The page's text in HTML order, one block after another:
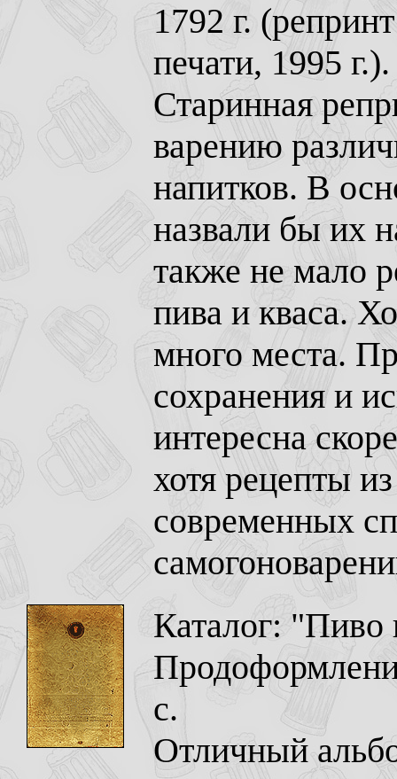
1792 г.
печати, 1995
Старинная
варению
напитков. В
назвали бы их
также не мало
пива и кваса.
много места.
сохранения и
интересна
хотя рецепты
современных
Каталог: "Пиво
с.
Отличный